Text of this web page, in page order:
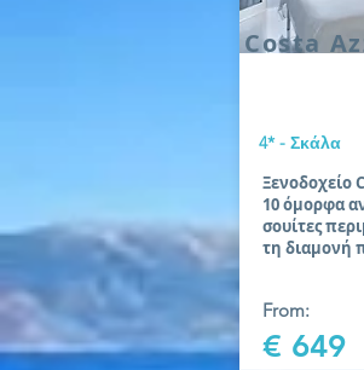
Costa
4* - Σκάλα
Ξενοδοχείο
10 όμορφα
σουίτες
τη διαμονή
From:
€ 649